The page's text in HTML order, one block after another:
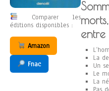
Comparer les
éditions disponibles :
Amazon
Fnac
La
Un
Le
La